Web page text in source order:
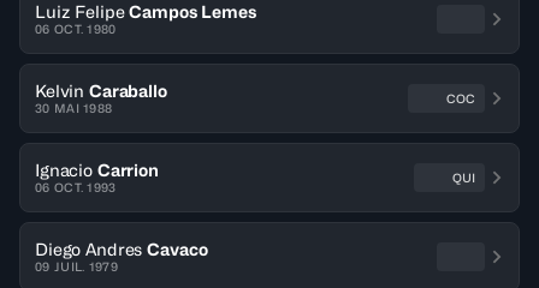
Luiz Felipe Campos Lemes
06 OCT. 1980
Kelvin Caraballo
30 MAI 1988
COC
Ignacio Carrion
06 OCT. 1993
QUI
Diego Andres Cavaco
09 JUIL. 1979